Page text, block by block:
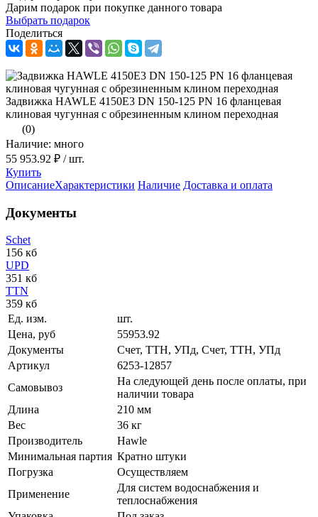
Дарим подарок при покупке данного товара
Выбрать подарок
Поделиться
Задвижка HAWLE 4150E3 DN 150-125 PN 16 фланцевая
клиновая чугунная с обрезиненным клином переходная
(0)
Наличие: много
55 953.92 ₽ / шт.
Купить
ОписаниеХарактеристики Наличие Доставка и оплата
Документы
Schet
156 кб
UPD
351 кб
TTN
359 кб
Ед. изм.
шт.
Цена, руб
55953.92
Документы
Счет, ТТН, УПд, Счет, ТТН, УПд
Артикул
6253-12857
Самовывоз
На следующей день после оплаты, при
наличии товара
Длина
210 мм
Вес
36 кг
Производитель
Hawle
Минимальная партия Кратно штуки
Погрузка
Осуществляем
Применение
Для систем водоснабжения и
теплоснабжения